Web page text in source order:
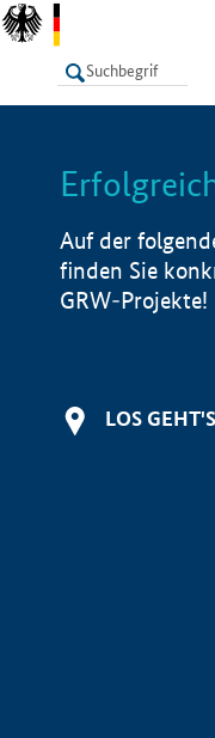
LISTE
Auf der
finden Sie
GRW-Projekte!
LOS GEHT'S